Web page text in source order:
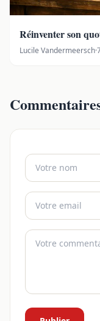
Réinventer son
Lucile Vandermeersch·